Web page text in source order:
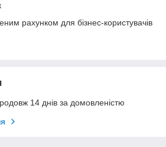
рахунком для бізнес-користувачів
14 днів за домовленістю